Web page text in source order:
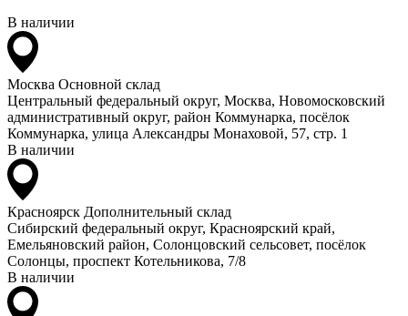
В наличии
Москва Основной склад
Центральный федеральный округ, Москва, Новомосковский
административный округ, район Коммунарка, посёлок
Коммунарка, улица Александры Монаховой, 57, стр. 1
В наличии
Красноярск Дополнительный склад
Сибирский федеральный округ, Красноярский край,
Емельяновский район, Солонцовский сельсовет, посёлок
Солонцы, проспект Котельникова, 7/8
В наличии